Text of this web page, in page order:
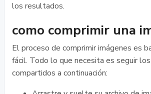
los resultados.
como comprimir una
El proceso de comprimir imágenes es
fácil. Todo lo que necesita es seguir
compartidos a continuación: